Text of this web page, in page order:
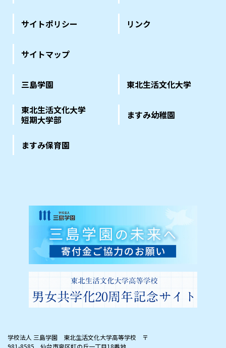
サイトポリシー リンク
サイトマップ
三島学園 東北生活文化大学
東北生活文化大学
短期大学部
ますみ幼稚園
ますみ保育園
学校法人 三島学園 東北生活文化大学高等学校
〒